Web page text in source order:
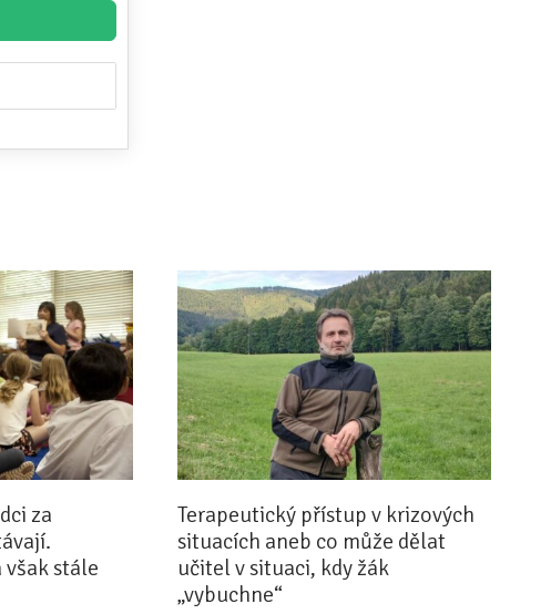
za
stále
Terapeutický přístup v krizových
situacích aneb co může dělat
učitel v situaci, kdy žák
„vybuchne“